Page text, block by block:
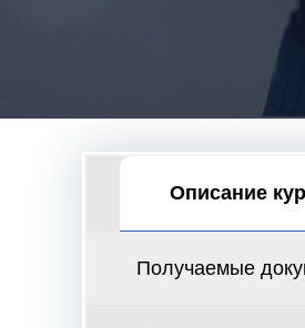
Описание
Получаемые